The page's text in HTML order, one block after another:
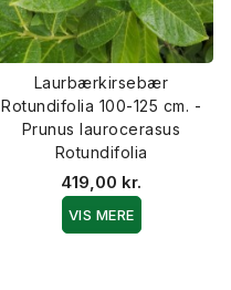
Laurbærkirsebær
Rotundifolia 100-125 cm. -
Prunus laurocerasus
Rotundifolia
419,00 kr.
VIS MERE